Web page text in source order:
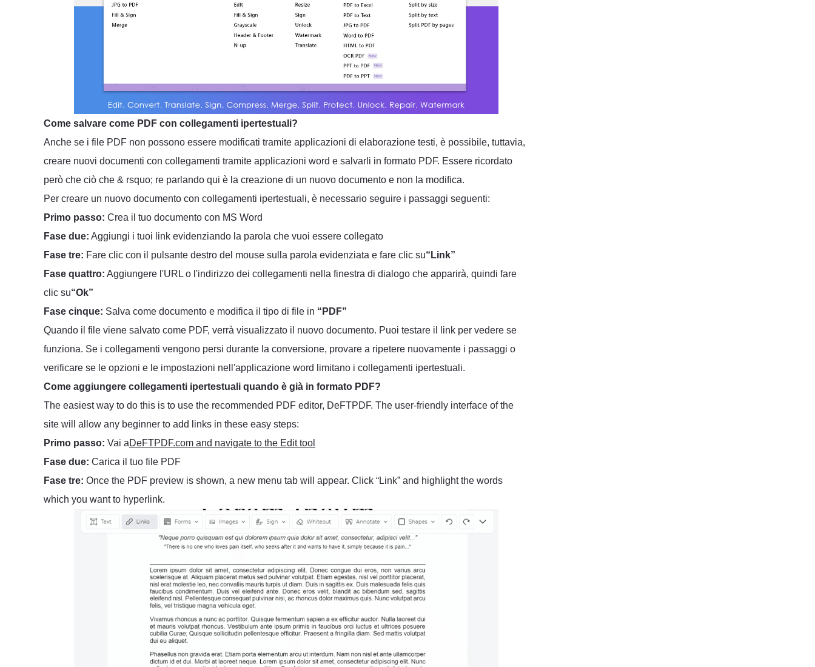
Come salvare come PDF con collegamenti ipertestuali?
Anche se i file PDF non possono essere modificati tramite applicazioni di elaborazione testi, è possibile, tuttavia,
creare nuovi documenti con collegamenti tramite applicazioni word e salvarli in formato PDF. Essere ricordato
però che ciò che & rsquo; re parlando qui è la creazione di un nuovo documento e non la modifica.
Per creare un nuovo documento con collegamenti ipertestuali, è necessario seguire i passaggi seguenti:
Primo passo: Crea il tuo documento con MS Word
Fase due: Aggiungi i tuoi link evidenziando la parola che vuoi essere collegato
Fase tre: Fare clic con il pulsante destro del mouse sulla parola evidenziata e fare clic su“Link”
Fase quattro: Aggiungere l'URL o l'indirizzo dei collegamenti nella finestra di dialogo che apparirà, quindi fare
clic su“Ok”
Fase cinque: Salva come documento e modifica il tipo di file in “PDF”
Quando il file viene salvato come PDF, verrà visualizzato il nuovo documento. Puoi testare il link per vedere se
funziona. Se i collegamenti vengono persi durante la conversione, provare a ripetere nuovamente i passaggi o
verificare se le opzioni e le impostazioni nell'applicazione word limitano i collegamenti ipertestuali.
Come aggiungere collegamenti ipertestuali quando è già in formato PDF?
The easiest way to do this is to use the recommended PDF editor, DeFTPDF. The user-friendly interface of the
site will allow any beginner to add links in these easy steps:
Primo passo: Vai aDeFTPDF.com and navigate to the Edit tool
Fase due: Carica il tuo file PDF
Fase tre: Once the PDF preview is shown, a new menu tab will appear. Click “Link” and highlight the words
which you want to hyperlink.